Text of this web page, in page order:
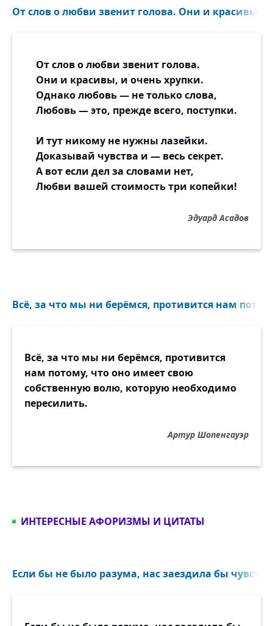
От слов о любви звенит голова. Они и красивы,
От слов о любви звенит голова.
Они и красивы, и очень хрупки.
Однако любовь — не только слова,
Любовь — это, прежде всего, поступки.
И тут никому не нужны лазейки.
Доказывай чувства и — весь секрет.
А вот если дел за словами нет,
Любви вашей стоимость три копейки!
Эдуард Асадов
Всё, за что мы ни берёмся, противится нам
Всё, за что мы ни берёмся, противится
нам потому, что оно имеет свою
собственную волю, которую необходимо
пересилить.
Артур Шопенгауэр
ИНТЕРЕСНЫЕ АФОРИЗМЫ И ЦИТАТЫ
Если бы не было разума, нас заездила бы